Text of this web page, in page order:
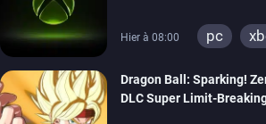
Hier à 08:00 pc
Dragon Ball: Sparking!
DLC Super Limit-